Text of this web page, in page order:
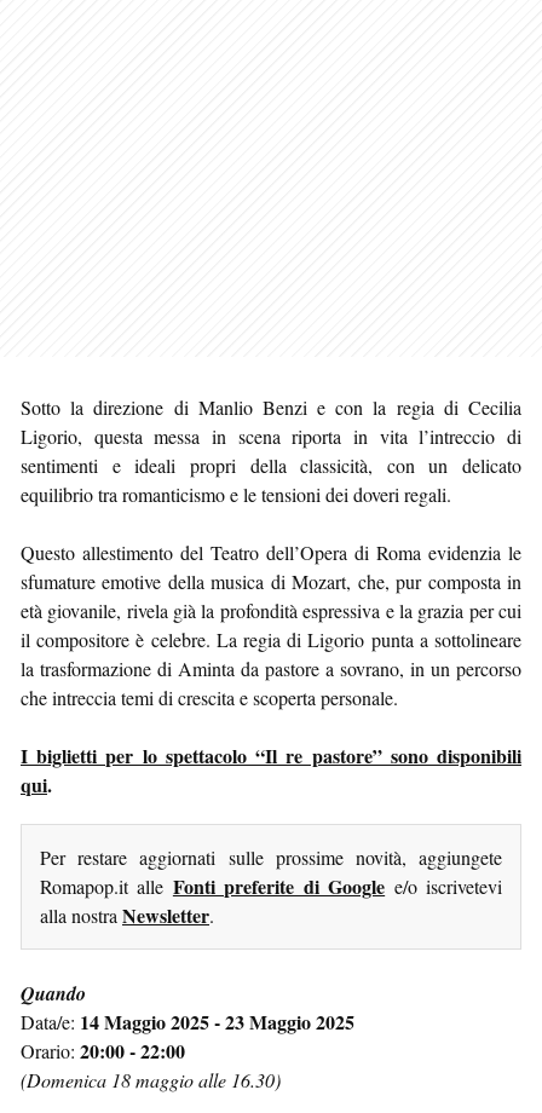
Sotto la direzione di Manlio Benzi e con la regia di Cecilia
Ligorio, questa messa in scena riporta in vita l’intreccio di
sentimenti e ideali propri della classicità, con un delicato
equilibrio tra romanticismo e le tensioni dei doveri regali.
Questo allestimento del Teatro dell’Opera di Roma evidenzia le
sfumature emotive della musica di Mozart, che, pur composta in
età giovanile, rivela già la profondità espressiva e la grazia per cui
il compositore è celebre. La regia di Ligorio punta a sottolineare
la trasformazione di Aminta da pastore a sovrano, in un percorso
che intreccia temi di crescita e scoperta personale.
I biglietti per lo spettacolo “Il re pastore” sono disponibili
qui.
Per restare aggiornati sulle prossime novità, aggiungete
Romapop.it alle Fonti preferite di Google e/o iscrivetevi
alla nostra Newsletter.
Quando
Data/e: 14 Maggio 2025 - 23 Maggio 2025
Orario: 20:00 - 22:00
(Domenica 18 maggio alle 16.30)